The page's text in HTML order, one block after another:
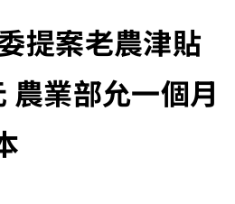
提案老農津貼
業部允一個月